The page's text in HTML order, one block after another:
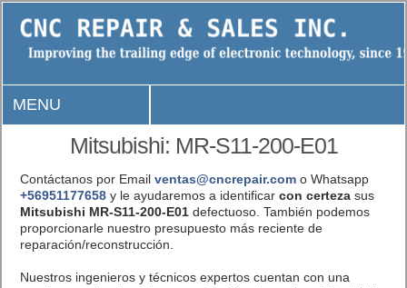
MENU
Mitsubishi: MR-S11-200-E01
Contáctanos por Email ventas@cncrepair.como Whatsapp
+56951177658y le ayudaremos a identificar con certezasus
Mitsubishi MR-S11-200-E01defectuoso. También podemos
proporcionarle nuestro presupuesto más reciente de
reparación/reconstrucción.
Nuestros ingenieros y técnicos expertos cuentan con una